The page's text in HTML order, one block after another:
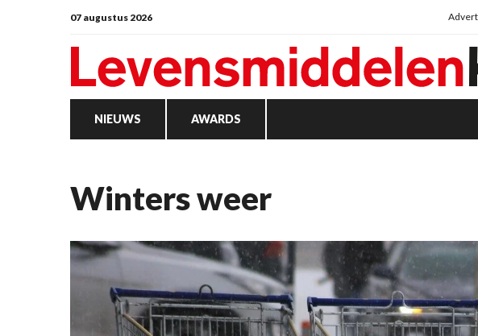
07 augustus 2026
NIEUWS AWARDS
Winters weer